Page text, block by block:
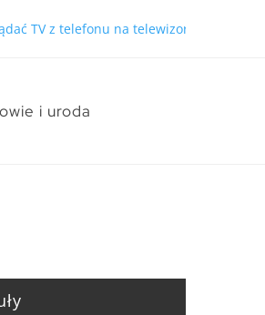
TV z telefonu na telewizorze bez
i uroda